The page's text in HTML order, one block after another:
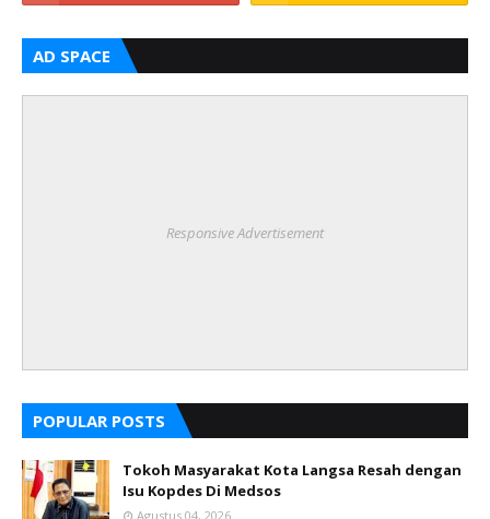
AD SPACE
Responsive Advertisement
POPULAR POSTS
Tokoh Masyarakat Kota Langsa Resah dengan
Isu Kopdes Di Medsos
Agustus 04, 2026